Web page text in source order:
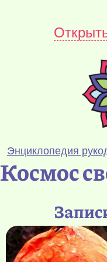
Энциклопедия
Космос